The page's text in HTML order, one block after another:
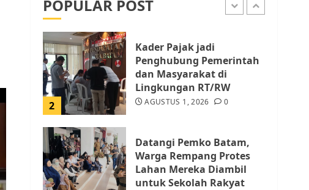
POPULAR POST
1 AGUSTUS 1, 2026
2
Kader Pajak jadi
Penghubung Pemerintah
dan Masyarakat di
Lingkungan RT/RW
AGUSTUS 1, 2026 0
Datangi Pemko Batam,
Warga Rempang Protes
Lahan Mereka Diambil
untuk Sekolah Rakyat